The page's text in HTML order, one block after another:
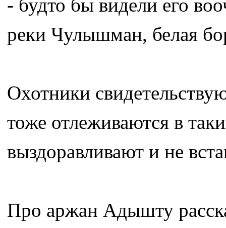
- будто бы видели его
реки Чулышман, белая
Охотники
тоже отлеживаются в
выздоравливают и не
Про аржан Адышту